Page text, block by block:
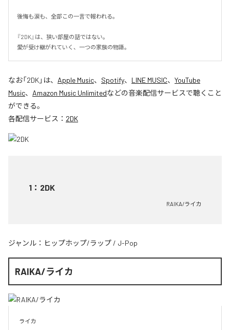
後悔も涙も、全部この一言で報われる。
『2DK』は、狭い部屋の話ではない。
愛が受け継がれていく、一つの家族の物語。
なお「2DK」は、 Apple Music、 Spotify、 LINE MUSIC、 YouTube
Music、 Amazon Music Unlimitedなどの音楽配信サービスで聴くこと
ができる。
各配信サービス： 2DK
1 ： 2DK
RAIKA/ライカ
ジャンル： ヒップホップ/ラップ / J-Pop
RAIKA/ライカ
ライカ